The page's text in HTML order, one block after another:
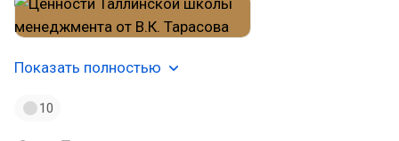
Показать полностью
10